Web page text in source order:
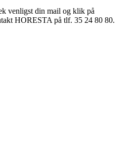
venligst din mail og klik på
HORESTA på tlf. 35 24 80 80.